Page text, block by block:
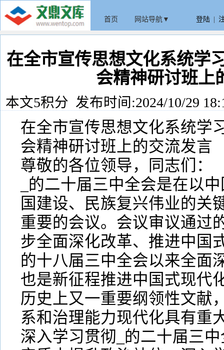
首页 网站导航▼ 登陆
在全市宣传思想文化系统学
会精神研讨班上
本文5积分 发布时间:2024/10/29
在全市宣传思想文化系统学
会精神研讨班上的交流发言
尊敬的各位领导，同志们：
_的二十届三中全会是在以
国建设、民族复兴伟业的关
重要的会议。会议审议通过
步全面深化改革、推进中国
的十八届三中全会以来全面
也是新征程推进中国式现代
历史上又一重要纲领性文献
系和治理能力现代化具有重
深入学习贯彻_的二十届三